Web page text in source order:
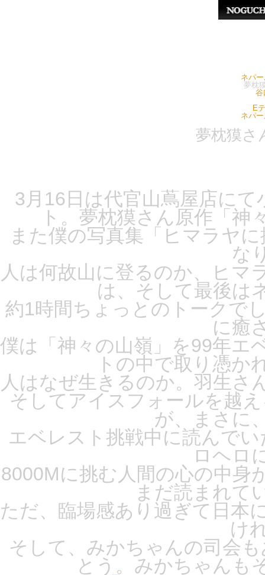
ネパ
夢枕
谷
E
ネパ
夢枕獏さ
3月16日は代官山蔦屋店に
ト。夢枕獏さん原作「神
また僕の写真集「ヒマラヤ
な
人は何故山に登るのか、ヒマ
は、そして最後は
約1時間ちょっとのトークで
に癒
僕は「神々の山嶺」を99年エ
トの中で取り憑か
人はなぜ生きるのか。羽生さ
そしてアイスフォールを越
が、まさに
エベレスト挑戦中に読んで
ロヘロ
8000Mに挑む人間の心の中身
まだ読まれて
ただ、臨場感あり過ぎて日本
け
そして、みかちゃんの司会
とう。みかちゃんも